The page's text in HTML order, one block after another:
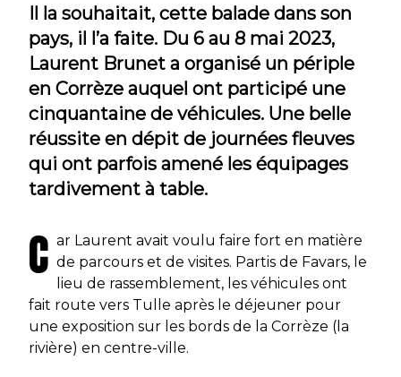
Il la souhaitait, cette balade dans son
pays, il l’a faite. Du 6 au 8 mai 2023,
Laurent Brunet a organisé un périple
en Corrèze auquel ont participé une
cinquantaine de véhicules. Une belle
réussite en dépit de journées fleuves
qui ont parfois amené les équipages
tardivement à table.
C ar Laurent avait voulu faire fort en matière
de parcours et de visites. Partis de Favars, le
lieu de rassemblement, les véhicules ont
fait route vers Tulle après le déjeuner pour
une exposition sur les bords de la Corrèze (la
rivière) en centre-ville.